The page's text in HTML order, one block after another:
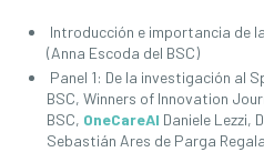
Introducción e importancia de
(Anna Escoda del BSC)
Panel 1: De la investigación al
BSC, Winners of Innovation
BSC, OneCareAI Daniele Lezzi,
Sebastián Ares de Parga